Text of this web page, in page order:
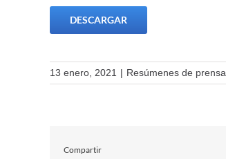
DESCARGAR
13 enero, 2021 | Resúmenes de prensa
Compartir